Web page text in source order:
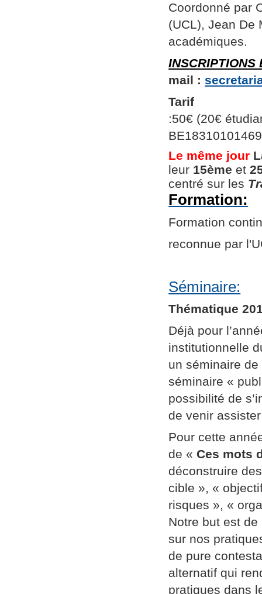
Coordonné par
(UCL), Jean De
académiques.
INSCRIPTIONS
mail :
Tarif
:50€ (20€
Le même jour
leur 15ème et
centré sur les
Formation:
Formation
reconnue par
Séminaire:
Thématique
Déjà pour
institutionnelle
un séminaire
séminaire «
possibilité de
de venir
Pour cette
de « Ces mots
déconstruire
cible », «
risques », «
Notre but est de
sur nos
de pure
alternatif qui
pratiques dans